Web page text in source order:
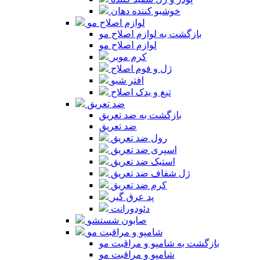
خوشبو کننده دهان
لوازم اصلاح مو
بازگشت به لوازم اصلاح مو
لوازم اصلاح مو
کرم موبر
ژل و فوم اصلاح
افتر شیو
تیغ و یدک اصلاح
ضد تعریق
بازگشت به ضد تعریق
ضد تعریق
رول ضد تعریق
اسپری ضد تعریق
استیک ضد تعریق
ژل شفاف ضد تعریق
کرم ضد تعریق
پد عرق گیر
دئودورانت
صابون شستشو
شامپو و مراقبت مو
بازگشت به شامپو و مراقبت مو
شامپو و مراقبت مو